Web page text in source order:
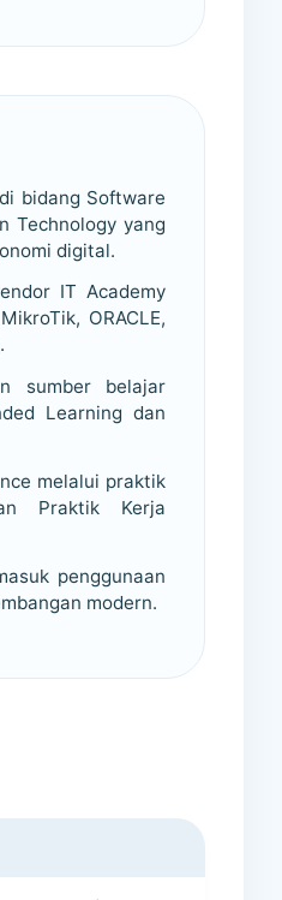
bidang Software
Technology yang
digital.
IT Academy
ORACLE,
sumber belajar
Learning dan
melalui praktik
Praktik Kerja
penggunaan
modern.